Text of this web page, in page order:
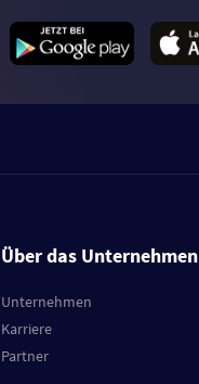
Über das Unternehmen
Unternehmen
Karriere
Partner